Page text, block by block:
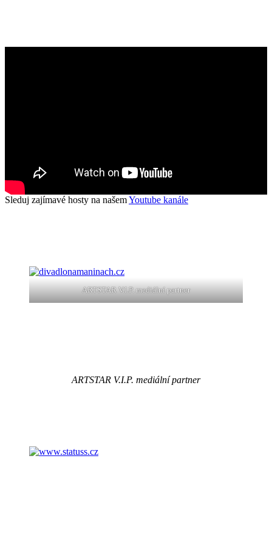
Sleduj zajímavé hosty na našemYoutube kanále
ARTSTAR V.I.P. mediální partner
ARTSTAR V.I.P. mediální partner